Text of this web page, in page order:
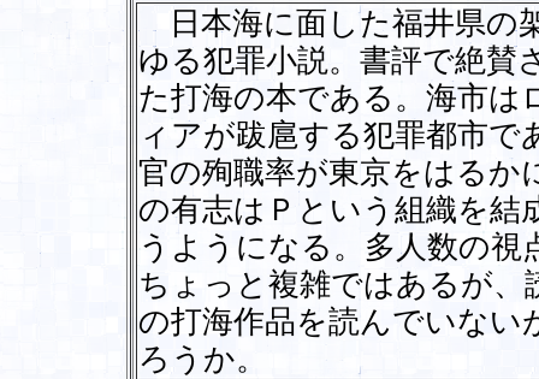
日本海に面した福井県の
ゆる犯罪小説。書評で絶賛
た打海の本である。海市は
ィアが跋扈する犯罪都市で
官の殉職率が東京をはるか
の有志はＰという組織を結
うようになる。多人数の
ちょっと複雑ではあるが
の打海作品を読んでいない
ろうか。